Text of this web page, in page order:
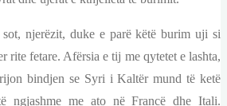
njerëzit, duke e parë këtë burim uji si
rite fetare. Afërsia e tij me qytetet e lashta,
bindjen se Syri i Kaltër mund të ketë
ngjashme me ato në Francë dhe Itali.